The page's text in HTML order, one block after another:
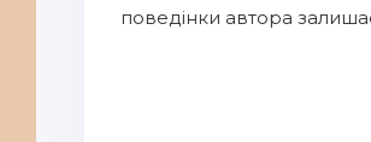
16
поведінки автора